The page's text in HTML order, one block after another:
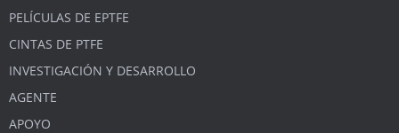
PELÍCULAS DE EPTFE
CINTAS DE PTFE
INVESTIGACIÓN Y DESARROLLO
AGENTE
APOYO